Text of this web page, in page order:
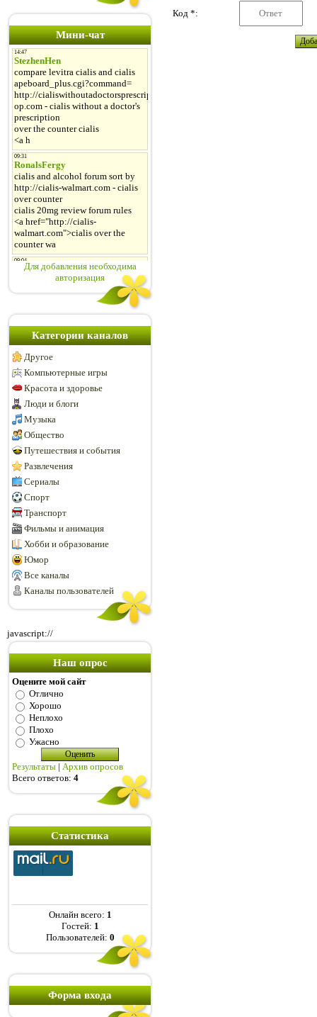
Мини-чат
Для добавления необходима
авторизация
Категории каналов
Другое
Компьютерные игры
Красота и здоровье
Люди и блоги
Музыка
Общество
Путешествия и события
Развлечения
Сериалы
Спорт
Транспорт
Фильмы и анимация
Хобби и образование
Юмор
Все каналы
Каналы пользователей
javascript://
Наш опрос
Оцените мой сайт
Отлично
Хорошо
Неплохо
Плохо
Ужасно
Результаты | Архив опросов
Всего ответов: 4
Статистика
Онлайн всего: 1
Гостей: 1
Пользователей: 0
Форма входа
Код *: